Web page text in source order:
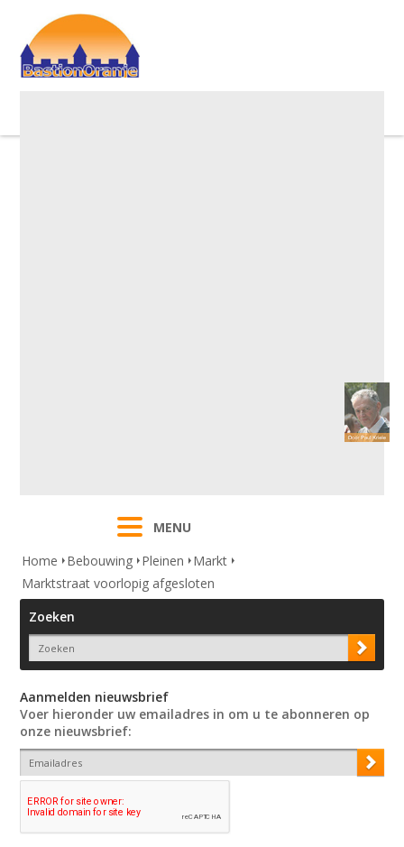
MENU
Home
Bebouwing Pleinen
Markt
Marktstraat voorlopig afgesloten
Zoeken
Aanmelden nieuwsbrief
Voer hieronder uw emailadres in om u te abonneren op
onze nieuwsbrief: